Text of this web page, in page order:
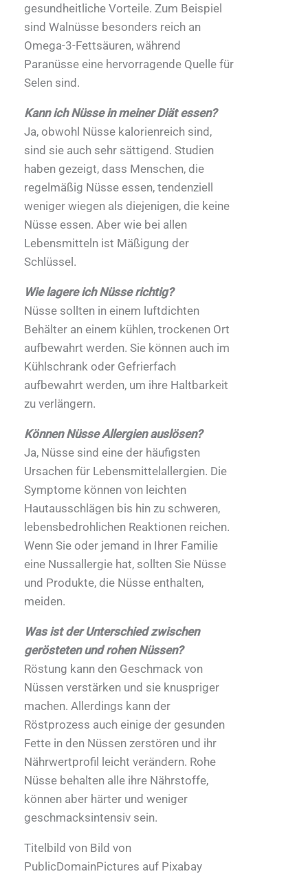
gesundheitliche Vorteile. Zum Beispiel
sind Walnüsse besonders reich an
Omega-3-Fettsäuren, während
Paranüsse eine hervorragende Quelle für
Selen sind.
Kann ich Nüsse in meiner Diät essen?
Ja, obwohl Nüsse kalorienreich sind,
sind sie auch sehr sättigend. Studien
haben gezeigt, dass Menschen, die
regelmäßig Nüsse essen, tendenziell
weniger wiegen als diejenigen, die keine
Nüsse essen. Aber wie bei allen
Lebensmitteln ist Mäßigung der
Schlüssel.
Wie lagere ich Nüsse richtig?
Nüsse sollten in einem luftdichten
Behälter an einem kühlen, trockenen Ort
aufbewahrt werden. Sie können auch im
Kühlschrank oder Gefrierfach
aufbewahrt werden, um ihre Haltbarkeit
zu verlängern.
Können Nüsse Allergien auslösen?
Ja, Nüsse sind eine der häufigsten
Ursachen für Lebensmittelallergien. Die
Symptome können von leichten
Hautausschlägen bis hin zu schweren,
lebensbedrohlichen Reaktionen reichen.
Wenn Sie oder jemand in Ihrer Familie
eine Nussallergie hat, sollten Sie Nüsse
und Produkte, die Nüsse enthalten,
meiden.
Was ist der Unterschied zwischen
gerösteten und rohen Nüssen?
Röstung kann den Geschmack von
Nüssen verstärken und sie knuspriger
machen. Allerdings kann der
Röstprozess auch einige der gesunden
Fette in den Nüssen zerstören und ihr
Nährwertprofil leicht verändern. Rohe
Nüsse behalten alle ihre Nährstoffe,
können aber härter und weniger
geschmacksintensiv sein.
Titelbild von Bild von
PublicDomainPictures auf Pixabay